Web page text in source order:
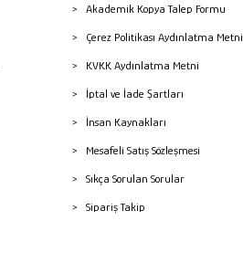
Akademik Kopya Talep Formu
Çerez Politikası Aydınlatma Metni
KVKK Aydınlatma Metni
İptal ve İade Şartları
İnsan Kaynakları
Mesafeli Satış Sözleşmesi
Sıkça Sorulan Sorular
Sipariş Takip